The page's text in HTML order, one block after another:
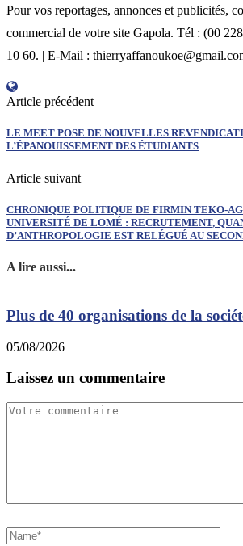
Pour vos reportages, annonces et publicités,
commercial de votre site Gapola. Tél : (00
10 60. | E-Mail :
Article précédent
LE MEET POSE DE NOUVELLES
L’ÉPANOUISSEMENT DES ÉTUDIANTS
Article suivant
CHRONIQUE POLITIQUE DE FIRMIN TEKO-
UNIVERSITÉ DE LOMÉ : RECRUTEMENT,
D’ANTHROPOLOGIE EST RELÉGUÉ AU
A lire aussi...
Plus de 40 organisations de la
05/08/2026
Laissez un commentaire